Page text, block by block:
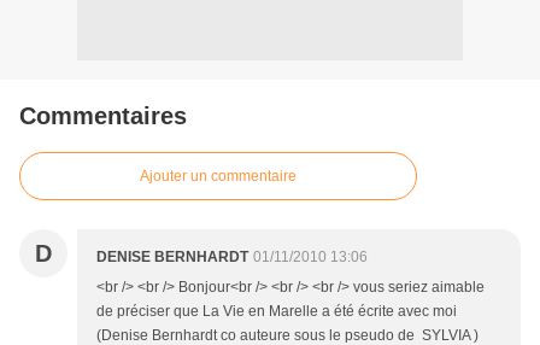
Commentaires
Ajouter un commentaire
D DENISE BERNHARDT 01/11/2010 13:06
<br /> <br /> Bonjour<br /> <br /> <br /> vous seriez aimable
de préciser que La Vie en Marelle a été écrite avec moi
(Denise Bernhardt co auteure sous le pseudo de SYLVIA )